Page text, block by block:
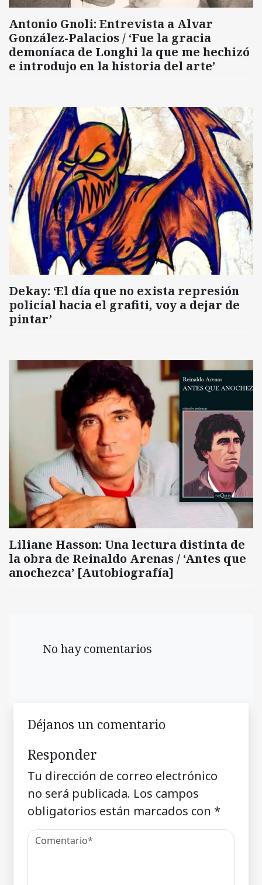
Antonio Gnoli: Entrevista a Alvar
González-Palacios / ‘Fue la gracia
demoníaca de Longhi la que me hechizó
e introdujo en la historia del arte’
Dekay: ‘El día que no exista represión
policial hacia el grafiti, voy a dejar de
pintar’
Liliane Hasson: Una lectura distinta de
la obra de Reinaldo Arenas / ‘Antes que
anochezca’ [Autobiografía]
No hay comentarios
Déjanos un comentario
Responder
Tu dirección de correo electrónico
no será publicada. Los campos
obligatorios están marcados con *